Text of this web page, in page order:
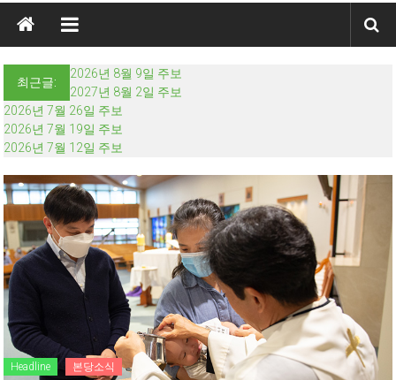
최근글:
2026년 8월 9일 주보
2027년 8월 2일 주보
2026년 7월 26일 주보
2026년 7월 19일 주보
2026년 7월 12일 주보
Headline 본당소식